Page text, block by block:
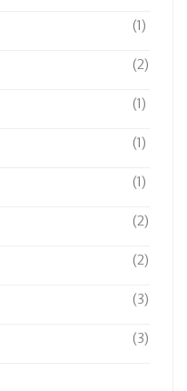
(1)
(2)
(1)
(1)
(1)
(2)
(2)
(3)
(3)